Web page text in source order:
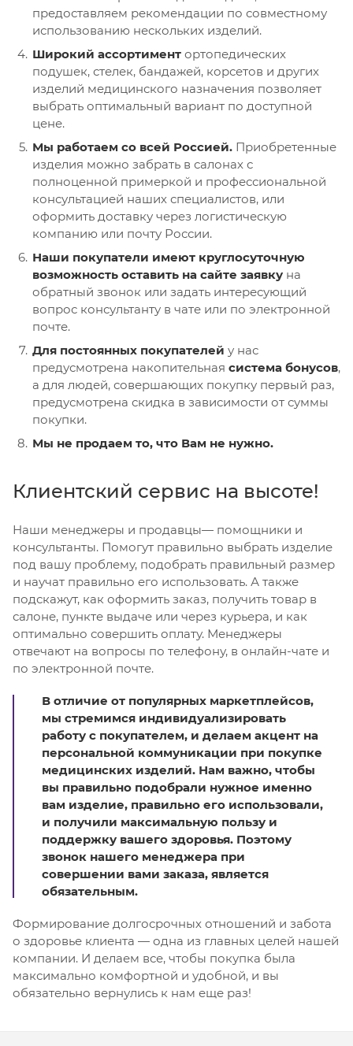
предоставляем рекомендации по совместному
использованию нескольких изделий.
Широкий ассортимент ортопедических
подушек, стелек, бандажей, корсетов и других
изделий медицинского назначения позволяет
выбрать оптимальный вариант по доступной
цене.
Мы работаем со всей Россией. Приобретенные
изделия можно забрать в салонах с
полноценной примеркой и профессиональной
консультацией наших специалистов, или
оформить доставку через логистическую
компанию или почту России.
Наши покупатели имеют круглосуточную
возможность оставить на сайте заявку на
обратный звонок или задать интересующий
вопрос консультанту в чате или по электронной
почте.
Для постоянных покупателей у нас
предусмотрена накопительная система бонусов,
а для людей, совершающих покупку первый раз,
предусмотрена скидка в зависимости от суммы
покупки.
Мы не продаем то, что Вам не нужно.
Клиентский сервис на высоте!
Наши менеджеры и продавцы— помощники и
консультанты. Помогут правильно выбрать изделие
под вашу проблему, подобрать правильный размер
и научат правильно его использовать. А также
подскажут, как оформить заказ, получить товар в
салоне, пункте выдаче или через курьера, и как
оптимально совершить оплату. Менеджеры
отвечают на вопросы по телефону, в онлайн-чате и
по электронной почте.
В отличие от популярных маркетплейсов,
мы стремимся индивидуализировать
работу с покупателем, и делаем акцент на
персональной коммуникации при покупке
медицинских изделий. Нам важно, чтобы
вы правильно подобрали нужное именно
вам изделие, правильно его использовали,
и получили максимальную пользу и
поддержку вашего здоровья. Поэтому
звонок нашего менеджера при
совершении вами заказа, является
обязательным.
Формирование долгосрочных отношений и забота
о здоровье клиента — одна из главных целей нашей
компании. И делаем все, чтобы покупка была
максимально комфортной и удобной, и вы
обязательно вернулись к нам еще раз!